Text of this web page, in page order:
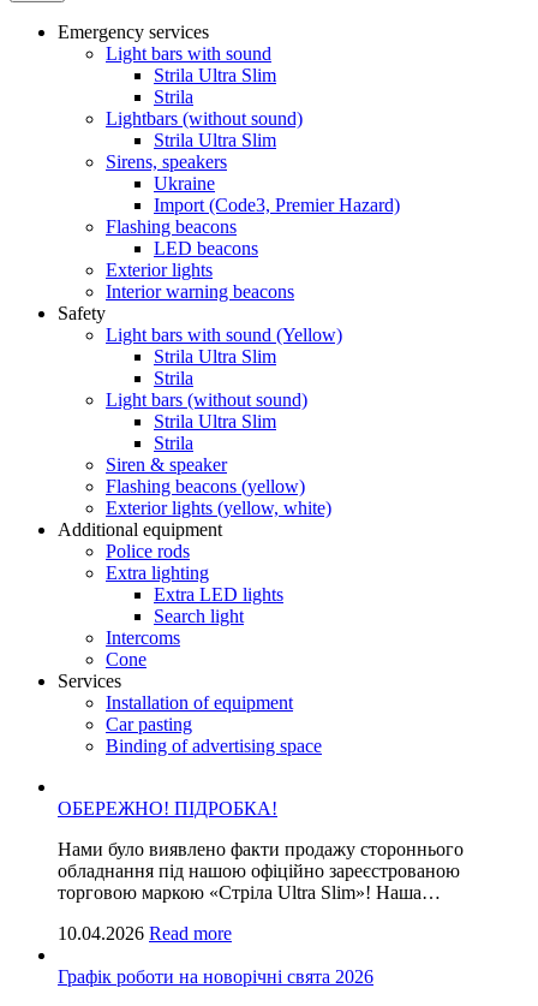
Emergency services
Light bars with sound
Strila Ultra Slim
Strila
Lightbars (without sound)
Strila Ultra Slim
Sirens, speakers
Ukraine
Import (Code3, Premier Hazard)
Flashing beacons
LED beacons
Exterior lights
Interior warning beacons
Safety
Light bars with sound (Yellow)
Strila Ultra Slim
Strila
Light bars (without sound)
Strila Ultra Slim
Strila
Siren & speaker
Flashing beacons (yellow)
Exterior lights (yellow, white)
Additional equipment
Police rods
Extra lighting
Extra LED lights
Search light
Intercoms
Cone
Services
Installation of equipment
Car pasting
Binding of advertising space
ОБЕРЕЖНО! ПІДРОБКА!
Нами було виявлено факти продажу стороннього
обладнання під нашою офіційно зареєстрованою
торговою маркою «Стріла Ultra Slim»! Наша…
10.04.2026 Read more
Графік роботи на новорічні свята 2026